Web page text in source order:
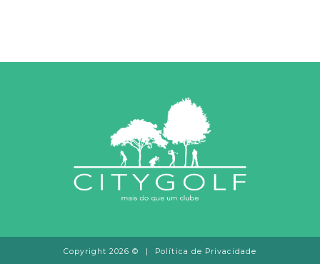
Copyright 2026 © | Política de Privacidade